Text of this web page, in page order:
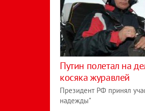
Путин полетал на
косяка журавлей
Президент РФ принял
надежды"